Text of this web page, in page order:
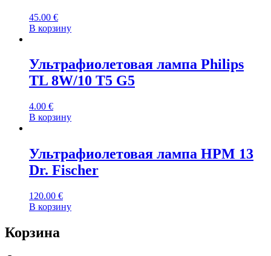
45.00 €
В корзину
Ультрафиолетовая лампа Philips
TL 8W/10 T5 G5
4.00 €
В корзину
Ультрафиолетовая лампа HPM 13
Dr. Fischer
120.00 €
В корзину
Корзина